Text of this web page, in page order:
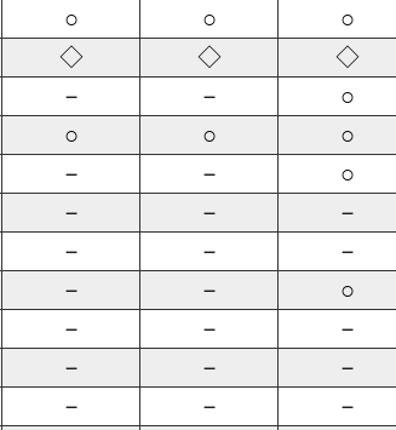
○ ○ ○
◇ ◇ ◇
－ － ○
○ ○ ○
－ － ○
－ － －
－ － －
－ － ○
－ － －
－ － －
－ － －